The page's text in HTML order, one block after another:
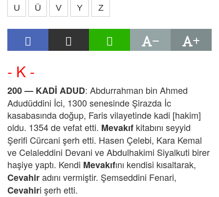
U Ü V Y Z
- K -
200 — KADİ ADUD: Abdurrahman bin Ahmed
Adudüddini İci, 1300 senesinde Şirazda İc
kasabasında doğup, Faris vilayetinde kadi [hakim]
oldu. 1354 de vefat etti. Mevakıf kitabını seyyid
Şerifi Cürcani şerh etti. Hasen Çelebi, Kara Kemal
ve Celaleddini Devani ve Abdulhakimi Siyalkuti birer
haşiye yaptı. Kendi Mevakıfını kendisi kısaltarak,
Cevahiradını vermiştir. Şemseddini Fenari,
Cevahiri şerh etti.